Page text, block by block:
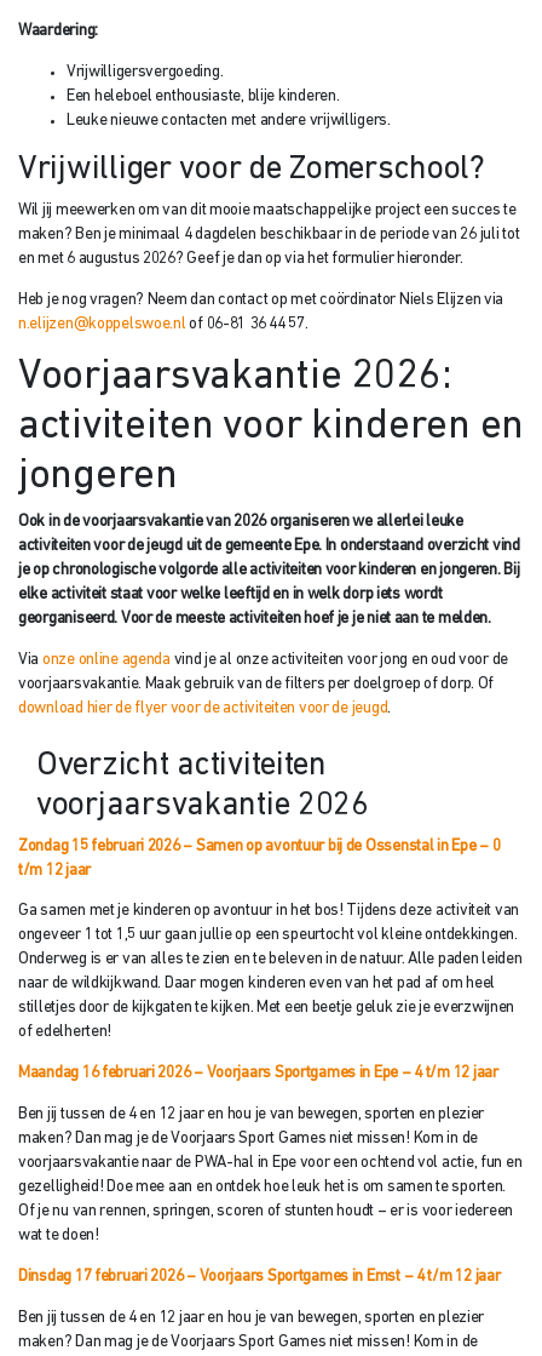
Waardering:
Vrijwilligersvergoeding.
Een heleboel enthousiaste, blije kinderen.
Leuke nieuwe contacten met andere vrijwilligers.
Vrijwilliger voor de Zomerschool?
Wil jij meewerken om van dit mooie maatschappelijke project een succes te
maken? Ben je minimaal 4 dagdelen beschikbaar in de periode van 26 juli tot
en met 6 augustus 2026? Geef je dan op via het formulier hieronder.
Heb je nog vragen? Neem dan contact op met coördinator Niels Elijzen via
n.elijzen@koppelswoe.nl of 06-81 36 44 57.
Voorjaarsvakantie 2026:
activiteiten voor kinderen en
jongeren
Ook in de voorjaarsvakantie van 2026 organiseren we allerlei leuke
activiteiten voor de jeugd uit de gemeente Epe. In onderstaand overzicht vind
je op chronologische volgorde alle activiteiten voor kinderen en jongeren. Bij
elke activiteit staat voor welke leeftijd en in welk dorp iets wordt
georganiseerd. Voor de meeste activiteiten hoef je je niet aan te melden.
Via onze online agenda vind je al onze activiteiten voor jong en oud voor de
voorjaarsvakantie. Maak gebruik van de filters per doelgroep of dorp. Of
download hier de flyer voor de activiteiten voor de jeugd.
Overzicht activiteiten
voorjaarsvakantie 2026
Zondag 15 februari 2026 – Samen op avontuur bij de Ossenstal in Epe – 0
t/m 12 jaar
Ga samen met je kinderen op avontuur in het bos! Tijdens deze activiteit van
ongeveer 1 tot 1,5 uur gaan jullie op een speurtocht vol kleine ontdekkingen.
Onderweg is er van alles te zien en te beleven in de natuur. Alle paden leiden
naar de wildkijkwand. Daar mogen kinderen even van het pad af om heel
stilletjes door de kijkgaten te kijken. Met een beetje geluk zie je everzwijnen
of edelherten!
Maandag 16 februari 2026 – Voorjaars Sportgames in Epe – 4 t/m 12 jaar
Ben jij tussen de 4 en 12 jaar en hou je van bewegen, sporten en plezier
maken? Dan mag je de Voorjaars Sport Games niet missen! Kom in de
voorjaarsvakantie naar de PWA-hal in Epe voor een ochtend vol actie, fun en
gezelligheid! Doe mee aan en ontdek hoe leuk het is om samen te sporten.
Of je nu van rennen, springen, scoren of stunten houdt – er is voor iedereen
wat te doen!
Dinsdag 17 februari 2026 – Voorjaars Sportgames in Emst – 4 t/m 12 jaar
Ben jij tussen de 4 en 12 jaar en hou je van bewegen, sporten en plezier
maken? Dan mag je de Voorjaars Sport Games niet missen! Kom in de